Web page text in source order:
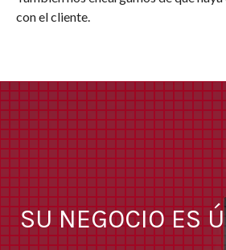
con el cliente.
SU NEGOCIO ES